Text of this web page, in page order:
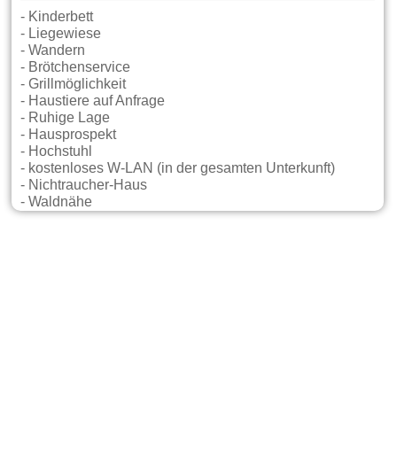
- Kinderbett
- Liegewiese
- Wandern
- Brötchenservice
- Grillmöglichkeit
- Haustiere auf Anfrage
- Ruhige Lage
- Hausprospekt
- Hochstuhl
- kostenloses W-LAN (in der gesamten Unterkunft)
- Nichtraucher-Haus
- Waldnähe